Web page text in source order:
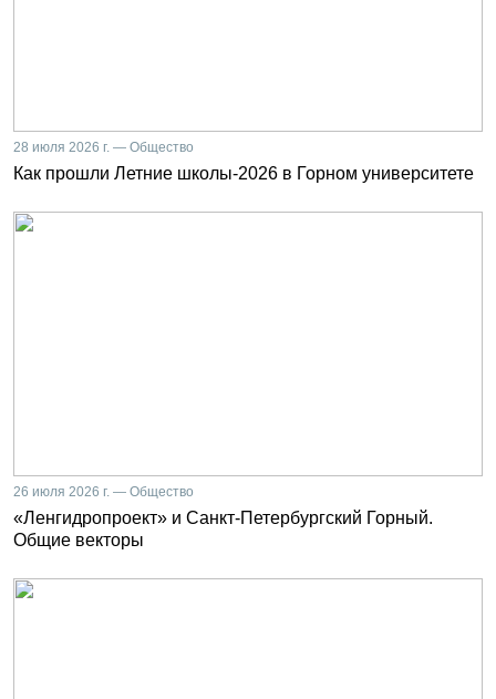
28 июля 2026 г. — Общество
Как прошли Летние школы-2026 в Горном университете
26 июля 2026 г. — Общество
«Ленгидропроект» и Санкт-Петербургский Горный.
Общие векторы